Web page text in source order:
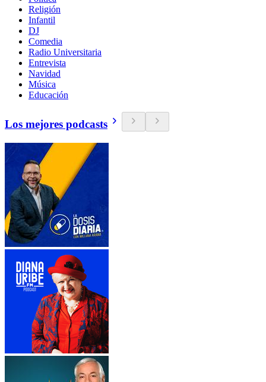
Religión
Infantil
DJ
Comedia
Radio Universitaria
Entrevista
Navidad
Música
Educación
Los mejores podcasts